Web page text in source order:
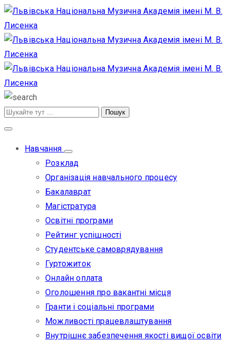
Навчання
Розклад
Організація навчального процесу
Бакалаврат
Магістратура
Освітні програми
Рейтинг успішності
Студентське самоврядування
Гуртожиток
Онлайн оплата
Оголошення про вакантні місця
Гранти і соціальні програми
Можливості працевлаштування
Внутрішнє забезпечення якості вищої освіти